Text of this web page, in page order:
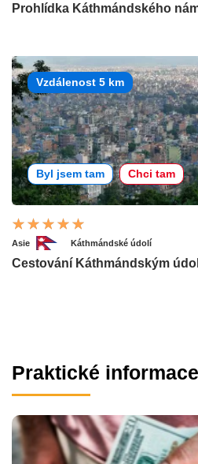
Prohlídka Káthmándského
Vzdálenost 5 km
Byl jsem tam Chci tam
Asie Káthmándské údolí
Cestování Káthmándským
Praktické informace